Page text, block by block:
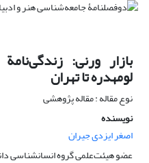
بازار ورنی:
لومه‏دره تا تهران
نوع مقاله : مقاله پژوهشی
نویسنده
اصغر ایزدی جیران
عضو هیئت‌علمی گروه انسان‏شناسی